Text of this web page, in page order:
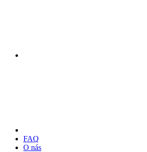
FAQ
O nás